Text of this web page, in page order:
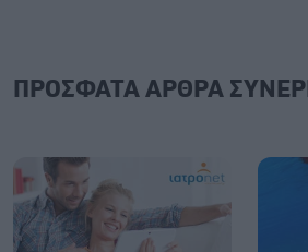
ΠΡΟΣΦΑΤΑ ΑΡΘΡΑ